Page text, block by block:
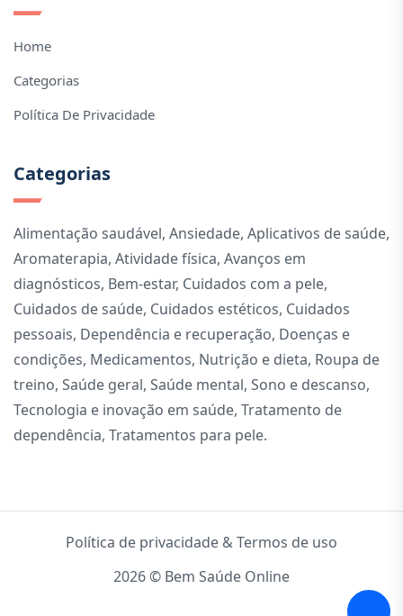
Home
Categorias
Política De Privacidade
Categorias
Alimentação saudável, Ansiedade, Aplicativos de saúde,
Aromaterapia, Atividade física, Avanços em
diagnósticos, Bem-estar, Cuidados com a pele,
Cuidados de saúde, Cuidados estéticos, Cuidados
pessoais, Dependência e recuperação, Doenças e
condições, Medicamentos, Nutrição e dieta, Roupa de
treino, Saúde geral, Saúde mental, Sono e descanso,
Tecnologia e inovação em saúde, Tratamento de
dependência, Tratamentos para pele.
Política de privacidade & Termos de uso
2026 © Bem Saúde Online